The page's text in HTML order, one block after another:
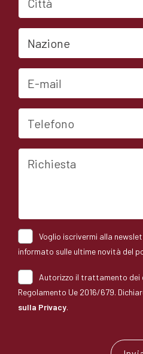
Nazione
E-mail
Telefono
Richiesta
Voglio iscrivermi alla
informato sulle ultime novità del
Autorizzo il trattamento dei
Regolamento Ue 2016/679.
sulla Privacy.